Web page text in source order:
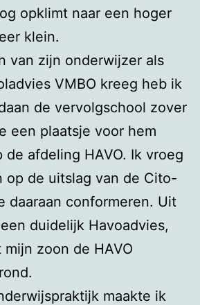
opklimt naar een hoger
klein.
van zijn onderwijzer als
VMBO kreeg heb ik
de vervolgschool zover
een plaatsje voor hem
de afdeling HAVO. Ik vroeg
op de uitslag van de Cito-
daaraan conformeren. Uit
duidelijk Havoadvies,
zoon de HAVO
maakte ik